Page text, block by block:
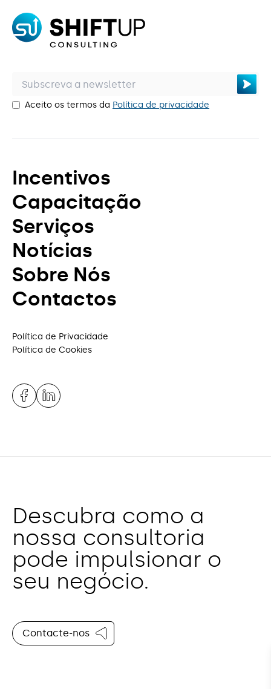
Aceito os termos da Política de privacidade
Incentivos
Capacitação
Serviços
Notícias
Sobre Nós
Contactos
Política de Privacidade
Política de Cookies
Descubra como a
nossa consultoria
pode impulsionar o
seu negócio.
Contacte-nos